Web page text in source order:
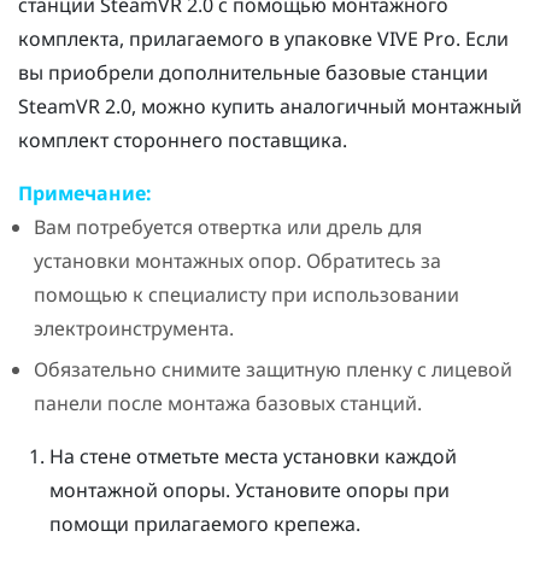
комплекта, прилагаемого в упаковке VIVE Pro. Если
вы приобрели дополнительные базовые станции
SteamVR2.0, можно купить аналогичный монтажный
комплект стороннего поставщика.
Примечание:
Вам потребуется отвертка или дрель для
установки монтажных опор. Обратитесь за
помощью к специалисту при использовании
электроинструмента.
Обязательно снимите защитную пленку с лицевой
панели после монтажа базовых станций.
На стене отметьте места установки каждой
монтажной опоры. Установите опоры при
помощи прилагаемого крепежа.